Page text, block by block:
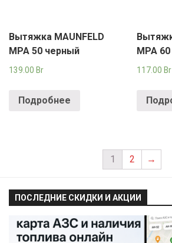
Вытяжка MAUNFELD
MPA 50 черный
139.00 Br
Подробнее
MPA
117.00 Br
1 2 →
ПОСЛЕДНИЕ СКИДКИ И АКЦИИ